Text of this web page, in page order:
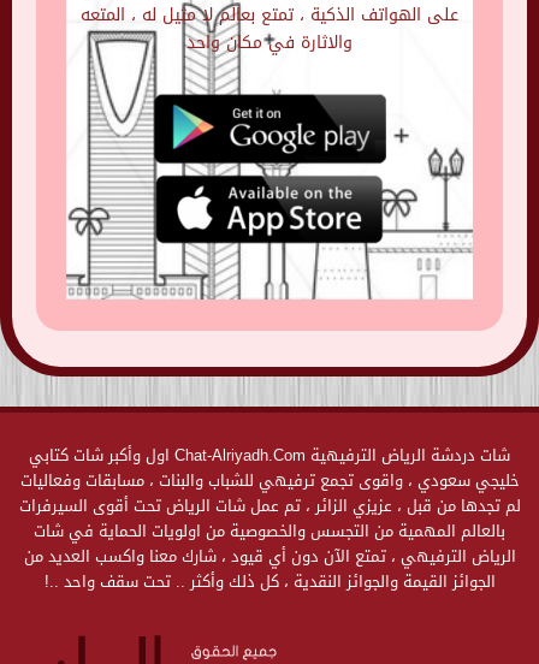
على الهواتف الذكية ، تمتع بعالم لا مثيل له ، المتعه
والاثارة في مكان واحد
شات دردشة الرياض الترفيهية Chat-Alriyadh.Com اول وأكبر شات كتابي
خليجي سعودي ، واقوى تجمع ترفيهي للشباب والبنات ، مسابقات وفعاليات
لم تجدها من قبل ، عزيزي الزائر ، تم عمل شات الرياض تحت أقوى السيرفرات
بالعالم المهمية من التجسس والخصوصية من اولويات الحماية في شات
الرياض الترفيهي ، تمتع الآن دون أي قيود ، شارك معنا واكسب العديد من
الجوائز القيمة والجوائز النقدية ، كل ذلك وأكثر .. تحت سقف واحد ..!